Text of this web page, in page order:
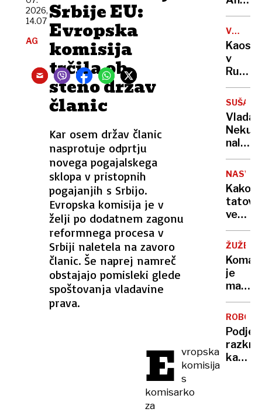
Srbije EU:
Evropska
komisija
trčila ob
steno držav
članic
Kar osem držav članic
nasprotuje odprtju
novega pogajalskega
sklopa v pristopnih
pogajanjih s Srbijo.
Evropska komisija je v
želji po dodatnem zagonu
reformnega procesa v
Srbiji naletela na zavoro
članic. Še naprej namreč
obstajajo pomisleki glede
spoštovanja vladavine
prava.
2026,
14.07
AG
E vropska
komisija
s
komisarko
za
Logar
izdelal
prvo
in
edino
leseno
barko
za
VOJNA
V
Kaos
v
Rusiji:
ženske
začele
vojno
za
bivših"
SUŠA
Vlada
Neku
v
vsaj
Kako
tatovi
vedo,
da
vas
ni
doma?
za
pred
je
manj
kot
– in
to ni
dobra
novica
ROBOTI
kako